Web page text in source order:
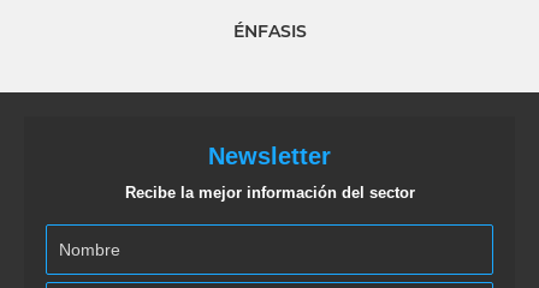
ÉNFASIS
Newsletter
Recibe la mejor información del sector